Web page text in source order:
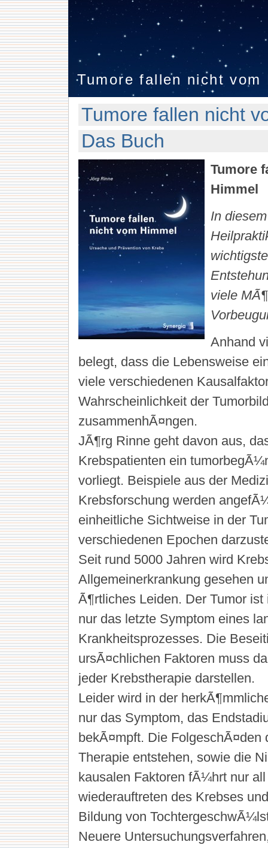
Tumore fallen nicht vom
Tumore fallen nicht
Das Buch
Tumore
Himmel
In
viele
Anhand
belegt, dass die Lebensweise
viele verschiedenen
Wahrscheinlichkeit der
zusammenhÃ¤ngen.
JÃ¶rg Rinne geht davon aus,
Krebspatienten ein
vorliegt. Beispiele aus der
Krebsforschung werden
einheitliche Sichtweise in der
verschiedenen Epochen
Seit rund 5000 Jahren wird
Allgemeinerkrankung gesehen
Ã¶rtliches Leiden. Der Tumor
nur das letzte Symptom eines
Krankheitsprozesses. Die
ursÃ¤chlichen Faktoren muss
jeder Krebstherapie darstellen.
Leider wird in der
nur das Symptom, das
bekÃ¤mpft. Die FolgeschÃ¤den
Therapie entstehen, sowie die
kausalen Faktoren fÃ¼hrt nur
wiederauftreten des Krebses
Bildung von
Neuere